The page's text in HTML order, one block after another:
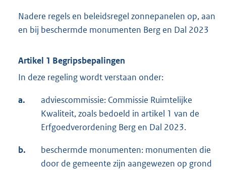
Nadere regels en beleidsregel zonnepanelen op, aan
en bij beschermde monumenten Berg en Dal 2023
Artikel 1 Begripsbepalingen
In deze regeling wordt verstaan onder:
a.
adviescommissie: Commissie Ruimtelijke
Kwaliteit, zoals bedoeld in artikel 1 van de
Erfgoedverordening Berg en Dal 2023.
b.
beschermde monumenten: monumenten die
door de gemeente zijn aangewezen op grond